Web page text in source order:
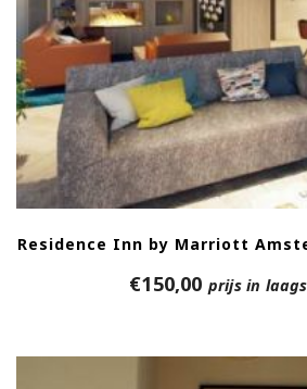
Residence Inn by Marriott
€150,00 prijs in